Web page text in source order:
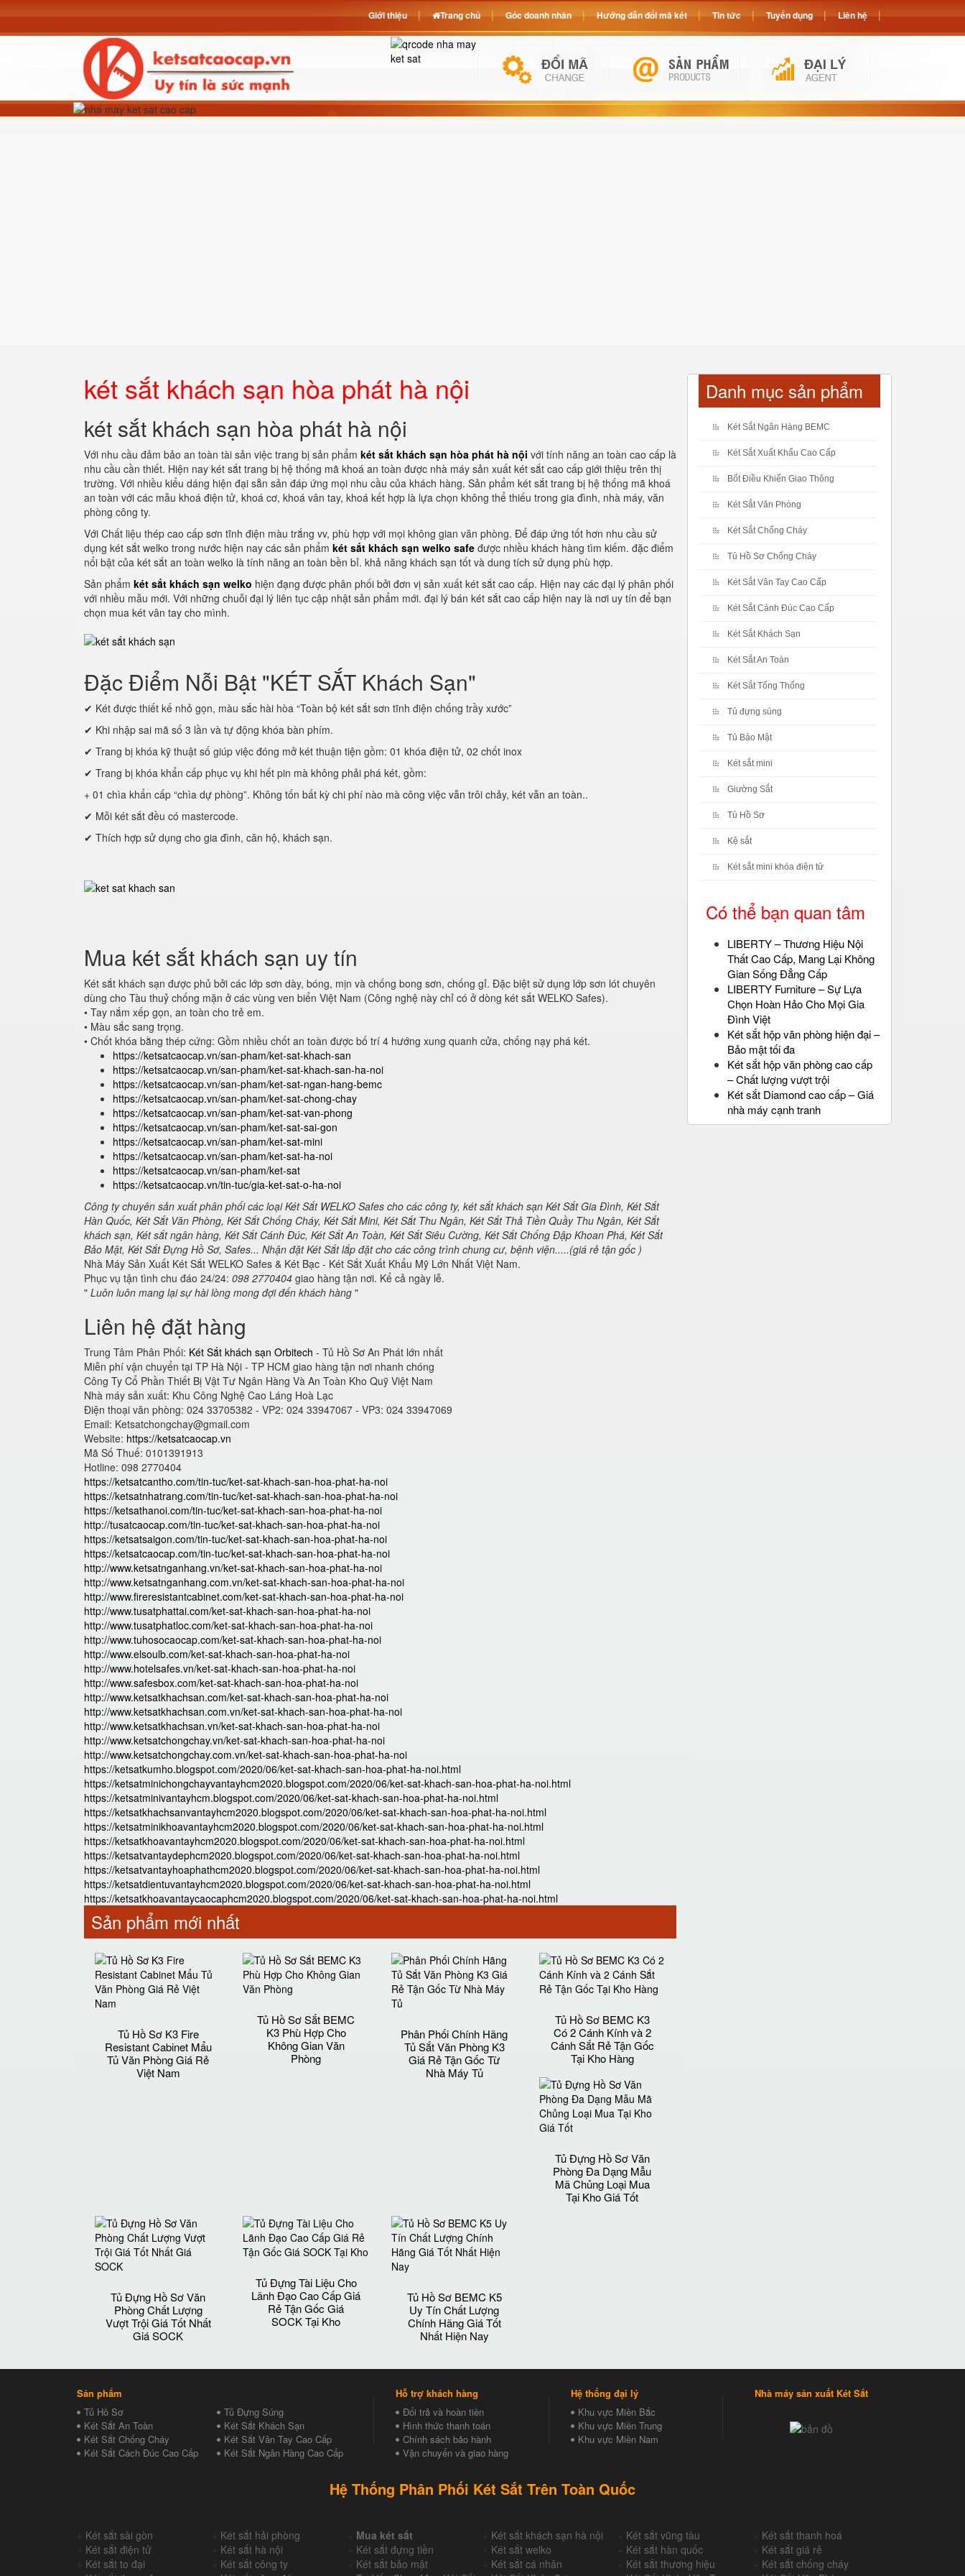
két sắt khách sạn hòa phát hà nội
két sắt khách sạn hòa phát hà nội
Với nhu cầu đảm bảo an toàn tài sản việc trang bị sản phẩm két sắt khách sạn hòa phát hà nội với tính năng an toàn cao cấp là
nhu cầu cần thiết. Hiện nay két sắt trang bị hệ thống mã khoá an toàn được nhà máy sản xuất két sắt cao cấp giới thiệu trên thị
trường. Với nhiều kiểu dáng hiện đại sẵn sản đáp ứng mọi nhu cầu của khách hàng. Sản phẩm két sắt trang bị hệ thống mã khoá
an toàn với các mẫu khoá điện tử, khoá cơ, khoá vân tay, khoá kết hợp là lựa chọn không thể thiếu trong gia đình, nhà máy, văn
phòng công ty.
Với Chất liệu thép cao cấp sơn tĩnh điện màu trắng vv, phù hợp với mọi không gian văn phòng. Để đáp ứng tốt hơn nhu cầu sử
dụng két sắt welko trong nước hiện nay các sản phẩm két sắt khách sạn welko safe được nhiều khách hàng tìm kiếm. đặc điểm
nổi bật của két sắt an toàn welko là tính năng an toàn bền bỉ. khả năng khách sạn tốt và dung tích sử dụng phù hợp.
Sản phẩm két sắt khách sạn welko hiện đạng được phân phối bởi đơn vị sản xuất két sắt cao cấp. Hiện nay các đại lý phân phối
với nhiều mẫu mới. Với những chuỗi đại lý liên tục cập nhật sản phẩm mới. đại lý bán két sắt cao cấp hiện nay là nơi uy tín để bạn
chọn mua két vân tay cho mình.
Đặc Điểm Nỗi Bật "KÉT SẮT Khách Sạn"
✔ Két được thiết kế nhỏ gọn, màu sắc hài hòa “Toàn bộ két sắt sơn tĩnh điện chống trầy xước”
✔ Khi nhập sai mã số 3 lần và tự động khóa bàn phím.
✔ Trang bị khóa kỹ thuật số giúp việc đóng mở két thuận tiện gồm: 01 khóa điện tử, 02 chốt inox
✔ Trang bị khóa khẩn cấp phục vụ khi hết pin mà không phải phá két, gồm:
+ 01 chìa khẩn cấp “chìa dự phòng”. Không tốn bất kỳ chi phí nào mà công việc vẫn trôi chảy, két vẫn an toàn..
✔ Mỗi két sắt đều có mastercode.
✔ Thích hợp sử dụng cho gia đình, căn hộ, khách sạn.
Mua két sắt khách sạn uy tín
Két sắt khách sạn được phủ bởi các lớp sơn dày, bóng, mịn và chống bong sơn, chống gỉ. Đặc biệt sử dụng lớp sơn lót chuyên
dùng cho Tàu thuỷ chống mặn ở các vùng ven biển Việt Nam (Công nghệ này chỉ có ở dòng két sắt WELKO Safes).
• Tay nắm xếp gọn, an toàn cho trẻ em.
• Màu sắc sang trọng.
• Chốt khóa bằng thép cứng: Gồm nhiều chốt an toàn được bố trí 4 hướng xung quanh cửa, chống nạy phá két.
https://ketsatcaocap.vn/san-pham/ket-sat-khach-san
https://ketsatcaocap.vn/san-pham/ket-sat-khach-san-ha-noi
https://ketsatcaocap.vn/san-pham/ket-sat-ngan-hang-bemc
https://ketsatcaocap.vn/san-pham/ket-sat-chong-chay
https://ketsatcaocap.vn/san-pham/ket-sat-van-phong
https://ketsatcaocap.vn/san-pham/ket-sat-sai-gon
https://ketsatcaocap.vn/san-pham/ket-sat-mini
https://ketsatcaocap.vn/san-pham/ket-sat-ha-noi
https://ketsatcaocap.vn/san-pham/ket-sat
https://ketsatcaocap.vn/tin-tuc/gia-ket-sat-o-ha-noi
Công ty chuyên sản xuất phân phối các loại Két Sắt WELKO Safes cho các công ty, két sắt khách sạn Két Sắt Gia Đình, Két Sắt
Hàn Quốc, Két Sắt Văn Phòng, Két Sắt Chống Cháy, Két Sắt Mini, Két Sắt Thu Ngân, Két Sắt Thả Tiền Quầy Thu Ngân, Két Sắt
khách sạn, Két sắt ngân hàng, Két Sắt Cánh Đúc, Két Sắt An Toàn, Két Sắt Siêu Cường, Két Sắt Chống Đập Khoan Phá, Két Sắt
Bảo Mật, Két Sắt Đựng Hồ Sơ, Safes... Nhận đặt Két Sắt lắp đặt cho các công trình chung cư, bệnh viện.....(giá rẻ tận gốc )
Nhà Máy Sản Xuất Két Sắt WELKO Safes & Két Bạc - Két Sắt Xuất Khẩu Mỹ Lớn Nhất Việt Nam.
Phục vụ tận tình chu đáo 24/24: 098 2770404 giao hàng tận nơi. Kể cả ngày lễ.
" Luôn luôn mang lại sự hài lòng mong đợi đến khách hàng "
Liên hệ đặt hàng
Trung Tâm Phân Phối: Két Sắt khách sạn Orbitech - Tủ Hồ Sơ An Phát lớn nhất
Miễn phí vận chuyển tại TP Hà Nội - TP HCM giao hàng tận nơi nhanh chóng
Công Ty Cổ Phần Thiết Bị Vật Tư Ngân Hàng Và An Toàn Kho Quỹ Việt Nam
Nhà máy sản xuất: Khu Công Nghệ Cao Láng Hoà Lạc
Điện thoại văn phòng: 024 33705382 - VP2: 024 33947067 - VP3: 024 33947069
Email: Ketsatchongchay@gmail.com
Website: https://ketsatcaocap.vn
Mã Số Thuế: 0101391913
Hotline: 098 2770404
https://ketsatcantho.com/tin-tuc/ket-sat-khach-san-hoa-phat-ha-noi
https://ketsatnhatrang.com/tin-tuc/ket-sat-khach-san-hoa-phat-ha-noi
https://ketsathanoi.com/tin-tuc/ket-sat-khach-san-hoa-phat-ha-noi
http://tusatcaocap.com/tin-tuc/ket-sat-khach-san-hoa-phat-ha-noi
https://ketsatsaigon.com/tin-tuc/ket-sat-khach-san-hoa-phat-ha-noi
https://ketsatcaocap.com/tin-tuc/ket-sat-khach-san-hoa-phat-ha-noi
http://www.ketsatnganhang.vn/ket-sat-khach-san-hoa-phat-ha-noi
http://www.ketsatnganhang.com.vn/ket-sat-khach-san-hoa-phat-ha-noi
http://www.fireresistantcabinet.com/ket-sat-khach-san-hoa-phat-ha-noi
http://www.tusatphattai.com/ket-sat-khach-san-hoa-phat-ha-noi
http://www.tusatphatloc.com/ket-sat-khach-san-hoa-phat-ha-noi
http://www.tuhosocaocap.com/ket-sat-khach-san-hoa-phat-ha-noi
http://www.elsoulb.com/ket-sat-khach-san-hoa-phat-ha-noi
http://www.hotelsafes.vn/ket-sat-khach-san-hoa-phat-ha-noi
http://www.safesbox.com/ket-sat-khach-san-hoa-phat-ha-noi
http://www.ketsatkhachsan.com/ket-sat-khach-san-hoa-phat-ha-noi
http://www.ketsatkhachsan.com.vn/ket-sat-khach-san-hoa-phat-ha-noi
http://www.ketsatkhachsan.vn/ket-sat-khach-san-hoa-phat-ha-noi
http://www.ketsatchongchay.vn/ket-sat-khach-san-hoa-phat-ha-noi
http://www.ketsatchongchay.com.vn/ket-sat-khach-san-hoa-phat-ha-noi
https://ketsatkumho.blogspot.com/2020/06/ket-sat-khach-san-hoa-phat-ha-noi.html
https://ketsatminichongchayvantayhcm2020.blogspot.com/2020/06/ket-sat-khach-san-hoa-phat-ha-noi.html
https://ketsatminivantayhcm.blogspot.com/2020/06/ket-sat-khach-san-hoa-phat-ha-noi.html
https://ketsatkhachsanvantayhcm2020.blogspot.com/2020/06/ket-sat-khach-san-hoa-phat-ha-noi.html
https://ketsatminikhoavantayhcm2020.blogspot.com/2020/06/ket-sat-khach-san-hoa-phat-ha-noi.html
https://ketsatkhoavantayhcm2020.blogspot.com/2020/06/ket-sat-khach-san-hoa-phat-ha-noi.html
https://ketsatvantaydephcm2020.blogspot.com/2020/06/ket-sat-khach-san-hoa-phat-ha-noi.html
https://ketsatvantayhoaphathcm2020.blogspot.com/2020/06/ket-sat-khach-san-hoa-phat-ha-noi.html
https://ketsatdientuvantayhcm2020.blogspot.com/2020/06/ket-sat-khach-san-hoa-phat-ha-noi.html
https://ketsatkhoavantaycaocaphcm2020.blogspot.com/2020/06/ket-sat-khach-san-hoa-phat-ha-noi.html
Sản phẩm mới nhất
Tủ Hồ Sơ K3 Fire
Resistant Cabinet Mẩu
Tủ Văn Phòng Giá Rẻ
Việt Nam
Tủ Hồ Sơ Sắt BEMC
K3 Phù Hợp Cho
Không Gian Văn
Phòng
Phân Phối Chính Hãng
Tủ Sắt Văn Phòng K3
Giá Rẻ Tận Gốc Từ
Nhà Máy Tủ
Tủ Hồ Sơ BEMC K3
Có 2 Cánh Kính và 2
Cánh Sắt Rẻ Tận Gốc
Tại Kho Hàng
Tủ Đựng Hồ Sơ Văn
Phòng Đa Dạng Mẫu
Mã Chủng Loại Mua
Tại Kho Giá Tốt
Tủ Đựng Hồ Sơ Văn
Phòng Chất Lượng
Vượt Trội Giá Tốt Nhất
Giá SOCK
Tủ Đựng Tài Liệu Cho
Lãnh Đạo Cao Cấp Giá
Rẻ Tận Gốc Giá
SOCK Tại Kho
Tủ Hồ Sơ BEMC K5
Uy Tín Chất Lượng
Chính Hãng Giá Tốt
Nhất Hiện Nay
Danh mục sản phẩm
Két Sắt Ngân Hàng BEMC
Két Sắt Xuất Khẩu Cao Cấp
Bốt Điều Khiển Giao Thông
Két Sắt Văn Phòng
Két Sắt Chống Cháy
Tủ Hồ Sơ Chống Cháy
Két Sắt Vân Tay Cao Cấp
Két Sắt Cánh Đúc Cao Cấp
Két Sắt Khách Sạn
Két Sắt An Toàn
Két Sắt Tổng Thống
Tủ đựng súng
Tủ Bảo Mật
Két sắt mini
Giường Sắt
Tủ Hồ Sơ
Kệ sắt
Két sắt mini khóa điện tử
Có thể bạn quan tâm
LIBERTY – Thương Hiệu Nội
Thất Cao Cấp, Mang Lại Không
Gian Sống Đẳng Cấp
LIBERTY Furniture – Sự Lựa
Chọn Hoàn Hảo Cho Mọi Gia
Đình Việt
Két sắt hộp văn phòng hiện đại –
Bảo mật tối đa
Két sắt hộp văn phòng cao cấp
– Chất lượng vượt trội
Két sắt Diamond cao cấp – Giá
nhà máy cạnh tranh
Sản phẩm
Tủ Hồ Sơ
Tủ Đựng Súng
Két Sắt An Toàn
Két Sắt Khách Sạn
Két Sắt Chống Cháy
Két Sắt Vân Tay Cao Cấp
Két Sắt Cách Đúc Cao Cấp
Két Sắt Ngân Hàng Cao Cấp
Hỗ trợ khách hàng
Đổi trả và hoàn tiền
Hình thức thanh toán
Chính sách bảo hành
Vận chuyển và giao hàng
Hệ thống đại lý
Khu vực Miền Bắc
Khu vực Miền Trung
Khu vực Miền Nam
Nhà máy sản xuất Két Sắt
Hệ Thống Phân Phối Két Sắt Trên Toàn Quốc
Két sắt sài gòn Két sắt hải phòng Mua két sắt Két sắt khách sạn hà nội Két sắt vũng tàu
Két sắt thanh hoá
Két sắt điện tử Két sắt hà nội Két sắt đựng tiền Két sắt welko Két sắt hàn quốc
Két sắt giá rẻ
Két sắt to đại Két sắt công ty Két sắt bảo mật Két sắt cá nhân Két sắt thương hiệu
Két sắt chống cháy
Giới thiệu Trang chủ Góc doanh nhân Hướng dẫn đổi mã két Tin tức Tuyển dụng Liên hệ